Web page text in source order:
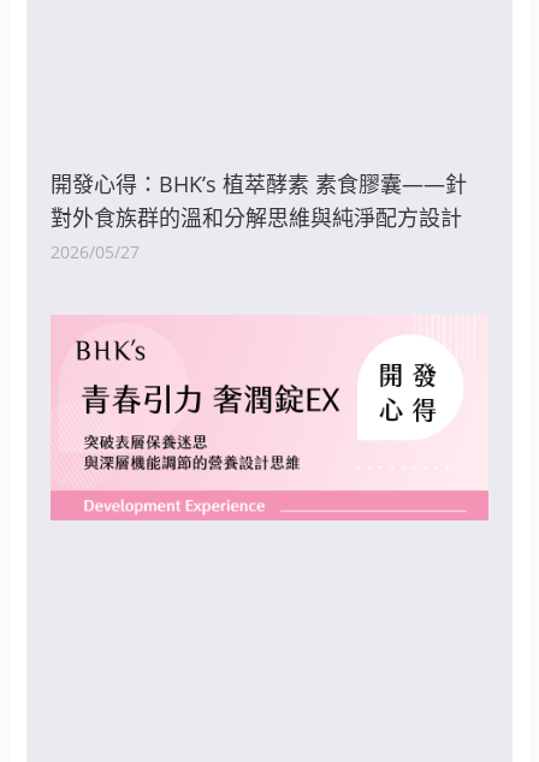
開發心得：BHK’s 植萃酵素 素食膠囊——針
對外食族群的溫和分解思維與純淨配方設計
2026/05/27